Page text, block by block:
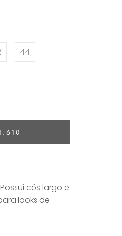
44
cós largo e
looks de